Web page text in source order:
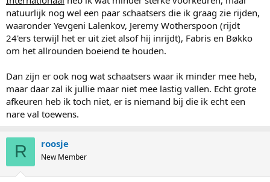
natuurlijk nog wel een paar schaatsers die ik graag zie rijden,
waaronder Yevgeni Lalenkov, Jeremy Wotherspoon (rijdt
24'ers terwijl het er uit ziet alsof hij inrijdt), Fabris en Bøkko
om het allrounden boeiend te houden.
Dan zijn er ook nog wat schaatsers waar ik minder mee heb,
maar daar zal ik jullie maar niet mee lastig vallen. Echt grote
afkeuren heb ik toch niet, er is niemand bij die ik echt een
nare val toewens.
R roosje
New Member